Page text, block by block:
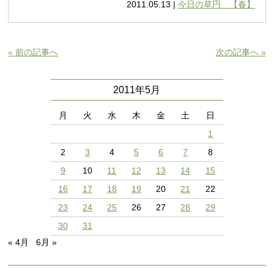
2011.05.13 | 今日の草円 【春】
« 前の記事へ 次の記事へ »
2011年5月
月 火 水 木 金 土 日
1
2
3 4 5 6 7
8
9
10 11 12 13 14
15
16
17 18 19 20 21
22
23
24 25 26 27 28
29
30
31
« 4月 6月 »